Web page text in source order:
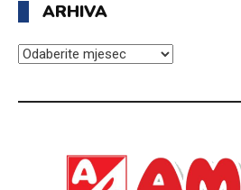
ARHIVA
ARHIVA